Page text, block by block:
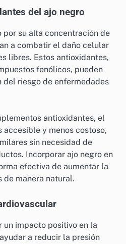
del ajo negro
por su alta concentración de
a combatir el daño celular
libres. Estos antioxidantes,
fenólicos, pueden
riesgo de enfermedades
antioxidantes, el
accesible y menos costoso,
sin necesidad de
Incorporar ajo negro en
efectiva de aumentar la
de manera natural.
un impacto positivo en la
a reducir la presión